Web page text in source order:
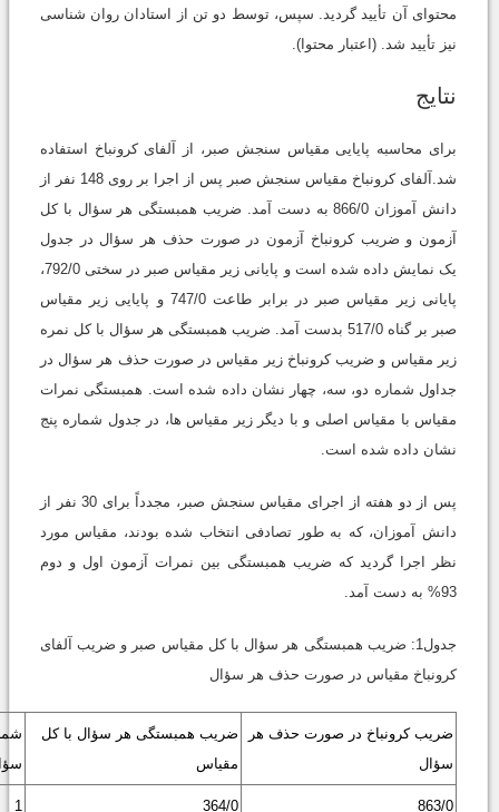
محتوای آن تأیید گردید. سپس، توسط دو تن از استادان روان شناسی
نیز تأیید شد. (اعتبار محتوا).
نتایج
برای محاسبه پایایی مقیاس سنجش صبر، از آلفای کرونباخ استفاده
شد.آلفای کرونباخ مقیاس سنجش صبر پس از اجرا بر روی 148 نفر از
دانش آموزان 866/0 به دست آمد. ضریب همبستگی هر سؤال با کل
آزمون و ضریب کرونباخ آزمون در صورت حذف هر سؤال در جدول
یک نمایش داده شده است و پایانی زیر مقیاس صبر در سختی 792/0،
پایانی زیر مقیاس صبر در برابر طاعت 747/0 و پایایی زیر مقیاس
صبر بر گناه 517/0 بدست آمد. ضریب همبستگی هر سؤال با کل نمره
زیر مقیاس و ضریب کرونباخ زیر مقیاس در صورت حذف هر سؤال در
جداول شماره دو، سه، چهار نشان داده شده است. همبستگی نمرات
مقیاس با مقیاس اصلی و با دیگر زیر مقیاس ها، در جدول شماره پنج
نشان داده شده است.
پس از دو هفته از اجرای مقیاس سنجش صبر، مجدداً برای 30 نفر از
دانش آموزان، که به طور تصادفی انتخاب شده بودند، مقیاس مورد
نظر اجرا گردید که ضریب همبستگی بین نمرات آزمون اول و دوم
93% به دست آمد.
جدول1: ضریب همبستگی هر سؤال با کل مقیاس صبر و ضریب آلفای
کرونباخ مقیاس در صورت حذف هر سؤال
ضریب کرونباخ در صورت حذف هر
سؤال
ضریب همبستگی هر سؤال با کل
مقیاس
863/0
364/0
1